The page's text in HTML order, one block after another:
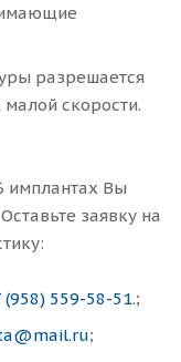
разрешается
скорости.
имплантах Вы
заявку на
(958) 559-58-51.;
;